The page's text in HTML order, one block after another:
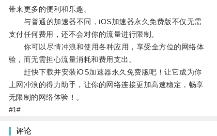
带来更多的便利和乐趣。
与普通的加速器不同，iOS加速器永久免费版不仅无需
支付任何费用，还不会对你的流量进行限制。
你可以尽情冲浪和使用各种应用，享受全方位的网络体
验，而无需担心流量消耗和费用支出。
赶快下载并安装iOS加速器永久免费版吧！让它成为你
上网冲浪的得力助手，让你的网络连接更加高速稳定，畅享
无限制的网络体验！。
#1#
评论